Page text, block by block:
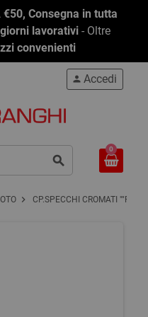
€50, Consegna in tutta
lavorativi - Oltre
convenienti
search
person Accedi
0
chevron_right CP.SPECCHI CROMATI